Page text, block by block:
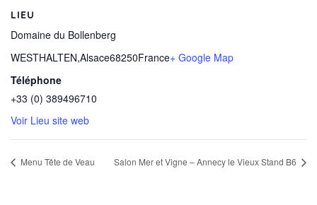
LIEU
Domaine du Bollenberg
WESTHALTEN,Alsace68250France+ Google Map
Téléphone
+33 (0) 389496710
Voir Lieu site web
Menu Tête de Veau Salon Mer et Vigne – Annecy le Vieux Stand B6